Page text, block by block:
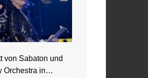
von Sabaton und
Orchestra in